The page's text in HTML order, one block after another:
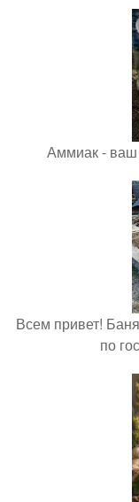
Аммиак - ваш
Всем привет!
по